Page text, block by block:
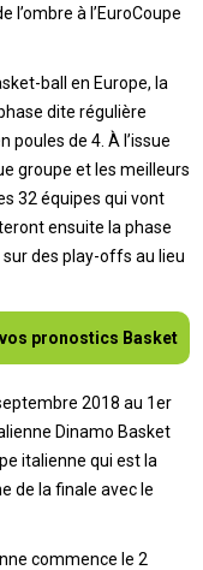
à l’EuroCoupe
ball en Europe, la
dite régulière
poules de 4. À l’issue
groupe et les meilleurs
32 équipes qui vont
ensuite la phase
des play-offs au lieu
pronostics Basket
2018 au 1er
Dinamo Basket
italienne qui est la
de la finale avec le
commence le 2